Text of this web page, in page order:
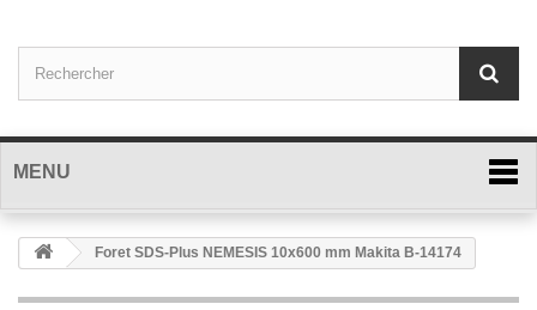
MENU
Foret SDS-Plus NEMESIS 10x600 mm Makita B-14174